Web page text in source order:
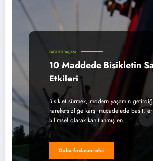
SAĞLIKLI YAŞAM
10 Maddede Bisikletin
Etkileri
Bisiklet sürmek, modern yaşamın
hareketsizliğe karşı mücadelede basit,
bilimsel olarak kanıtlanmış en…
Daha fazlasını oku